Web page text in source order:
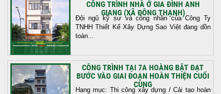
CÔNG TRÌNH NHÀ Ở GIA ĐÌNH ANH
GIANG (XÃ ĐÔNG THẠNH)
Đội ngũ kỹ sư và công nhân của Công Ty
TNHH Thiết Kế Xây Dựng Sao Việt đang dồn
toàn...
CÔNG TRÌNH TẠI 7A HOÀNG BẬT ĐẠT
BƯỚC VÀO GIAI ĐOẠN HOÀN THIỆN CUỐI
CÙNG
Hạng mục: Thi công xây dựng / Cải tạo hoàn